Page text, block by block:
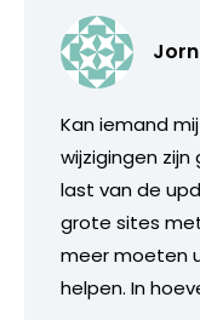
Jorn
Kan iemand
wijzigingen
last van de
grote sites
meer moeten
helpen. In